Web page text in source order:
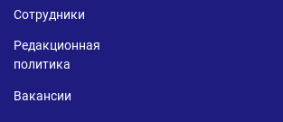
Сотрудники
Редакционная
политика
Вакансии